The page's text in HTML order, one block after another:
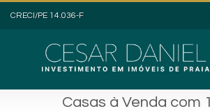
CRECI/PE 14.036-F
Casas à Venda com